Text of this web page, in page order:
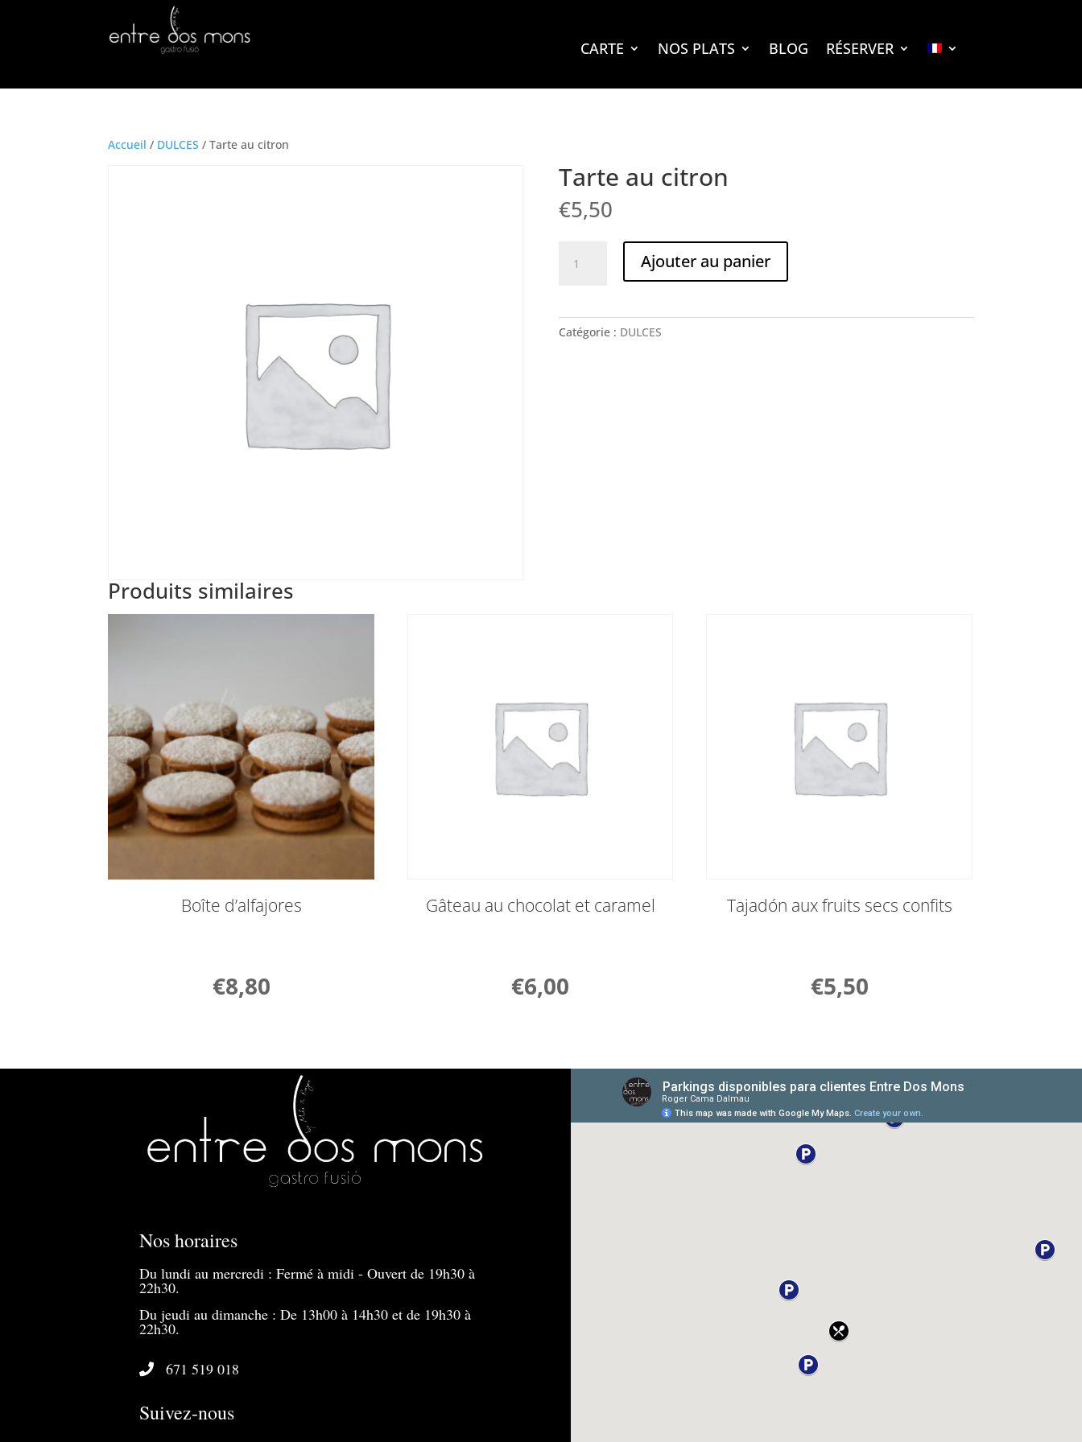
CARTE NOS PLATS BLOG RÉSERVER
Accueil / DULCES / Tarte au citron
Tarte au citron
€5,50
Ajouter au panier
Catégorie : DULCES
Produits similaires
Boîte d’alfajores
€8,80
Gâteau au chocolat et caramel
€6,00
Tajadón aux fruits secs confits
€5,50
Nos horaires
Du lundi au mercredi : Fermé à midi - Ouvert de 19h30 à
22h30.
Du jeudi au dimanche : De 13h00 à 14h30 et de 19h30 à
22h30.
671 519 018
Suivez-nous